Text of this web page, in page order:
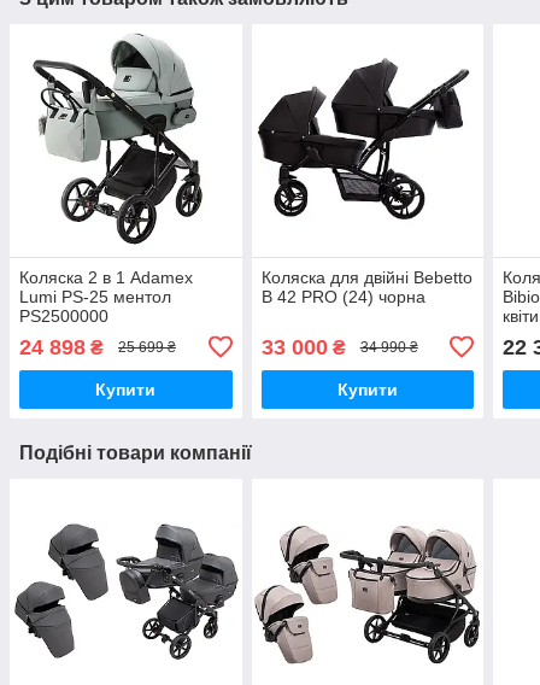
Коляска 2 в 1 Adamex
Lumi PS-25 ментол
PS2500000
24 898 ₴ 25 699 ₴
Купити
Коляска для двійні Bebetto
B 42 PRO (24) чорна
33 000₴ 34 990 ₴
Купити
22
Подібні товари компанії